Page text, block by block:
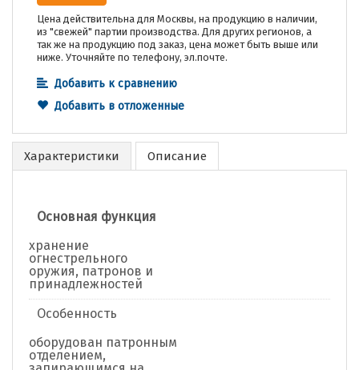
Цена действительна для Москвы, на продукцию в наличии,
из "свежей" партии производства. Для других регионов, а
так же на продукцию под заказ, цена может быть выше или
ниже. Уточняйте по телефону, эл.почте.
Добавить к сравнению
Добавить в отложенные
Характеристики Описание
Основная функция
хранение
огнестрельного
оружия, патронов и
принадлежностей
Особенность
оборудован патронным
отделением,